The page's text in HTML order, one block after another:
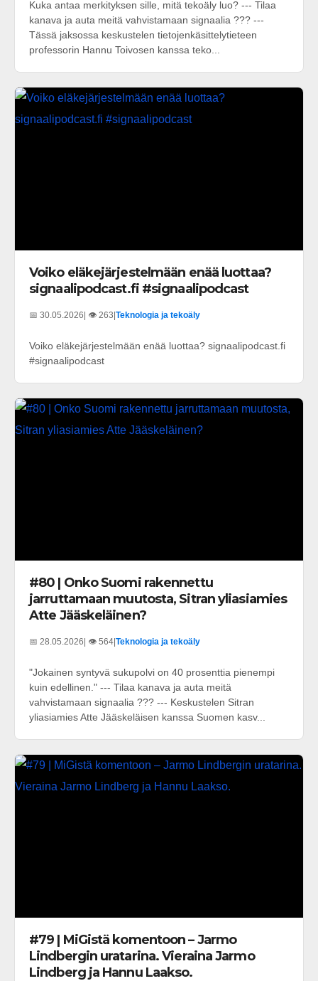
Kuka antaa merkityksen sille, mitä tekoäly luo? --- Tilaa
kanava ja auta meitä vahvistamaan signaalia ??? ---
Tässä jaksossa keskustelen tietojenkäsittelytieteen
professorin Hannu Toivosen kanssa teko...
Voiko eläkejärjestelmään enää luottaa?
signaalipodcast.fi #signaalipodcast
📅 30.05.2026| 👁️ 263|Teknologia ja tekoäly
Voiko eläkejärjestelmään enää luottaa? signaalipodcast.fi
#signaalipodcast
#80 | Onko Suomi rakennettu
jarruttamaan muutosta, Sitran yliasiamies
Atte Jääskeläinen?
📅 28.05.2026 | 👁️ 564 Teknologia ja tekoäly
"Jokainen syntyvä sukupolvi on 40 prosenttia pienempi
kuin edellinen." --- Tilaa kanava ja auta meitä
vahvistamaan signaalia ??? --- Keskustelen Sitran
yliasiamies Atte Jääskeläisen kanssa Suomen kasv...
#79 | MiGistä komentoon – Jarmo
Lindbergin uratarina. Vieraina Jarmo
Lindberg ja Hannu Laakso.